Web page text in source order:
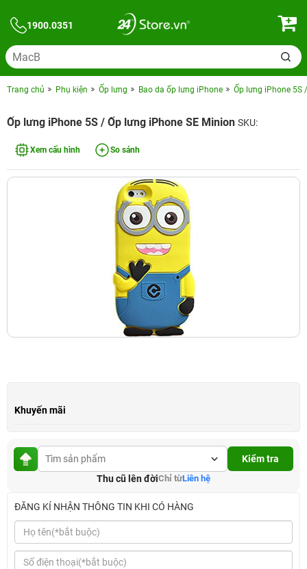
1900.0351
Trang chủ Phụ kiện Ốp lưng Bao da ốp lưng iPhone Ốp lưng iPhone 5S
Ốp lưng iPhone 5S / Ốp lưng iPhone SE Minion SKU:
Xem cấu hình So sánh
Khuyến mãi
Kiểm tra
Thu cũ lên đờiChỉ từLiên hệ
ĐĂNG KÍ NHẬN THÔNG TIN KHI CÓ HÀNG